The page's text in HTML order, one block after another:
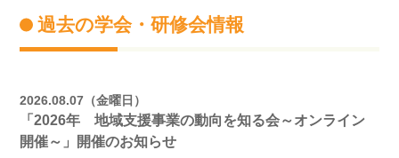
過去の学会・研修会情報
2026.08.07（金曜日）
「2026年 地域支援事業の動向を知る会～オンライン
開催～」開催のお知らせ